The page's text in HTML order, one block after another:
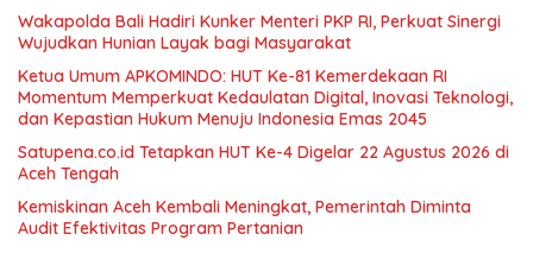
Wakapolda Bali Hadiri Kunker Menteri PKP RI, Perkuat Sinergi
Wujudkan Hunian Layak bagi Masyarakat
Ketua Umum APKOMINDO: HUT Ke-81 Kemerdekaan RI
Momentum Memperkuat Kedaulatan Digital, Inovasi Teknologi,
dan Kepastian Hukum Menuju Indonesia Emas 2045
Satupena.co.id Tetapkan HUT Ke-4 Digelar 22 Agustus 2026 di
Aceh Tengah
Kemiskinan Aceh Kembali Meningkat, Pemerintah Diminta
Audit Efektivitas Program Pertanian